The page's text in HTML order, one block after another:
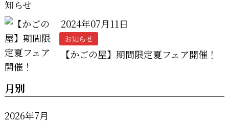
2024年07月11日
お知らせ
【かごの屋】期間限定夏フェア開催！
月別
2026年7月